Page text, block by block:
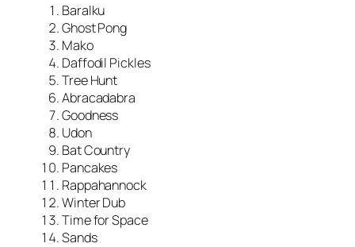
Baralku
Ghost Pong
Mako
Daffodil Pickles
Tree Hunt
Abracadabra
Goodness
Udon
Bat Country
Pancakes
Rappahannock
Winter Dub
Time for Space
Sands